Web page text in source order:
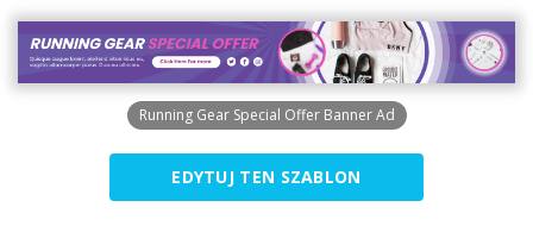
Running Gear Special Offer Banner Ad
EDYTUJ TEN SZABLON